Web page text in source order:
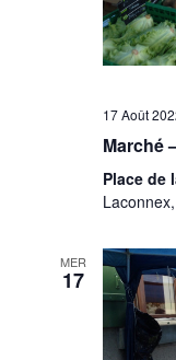
17 Août
Marché
Place de
MER
17